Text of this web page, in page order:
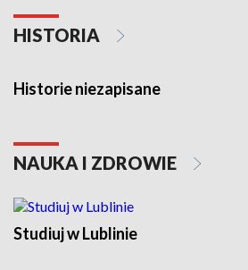
HISTORIA
Historie niezapisane
NAUKA I ZDROWIE
Studiuj w Lublinie